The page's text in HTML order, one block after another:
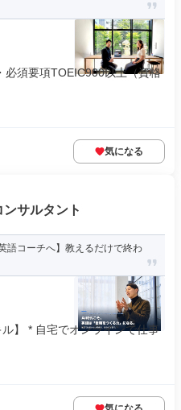
須要項TOEIC900以上（資格
気になる
ンサルタント
語コーチへ】教えるだけで終わ
】 * 自宅でオンラインで仕事